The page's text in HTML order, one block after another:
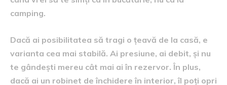
camping.
Dacă ai posibilitatea să tragi o țeavă de la casă, e
varianta cea mai stabilă. Ai presiune, ai debit, și nu
te gândești mereu cât mai ai în rezervor. În plus,
dacă ai un robinet de închidere în interior, îl poți opri